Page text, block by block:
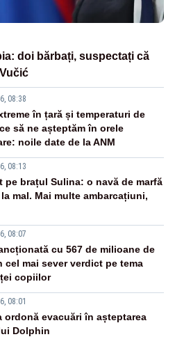
doi bărbați, suspectați că
08:38
în țară și temperaturi de
să ne așteptăm în orele
noile date de la ANM
08:13
pe brațul Sulina: o navă de marfă
mal. Mai multe ambarcațiuni,
08:07
cu 567 de milioane de
cel mai sever verdict pe tema
copiilor
08:01
ordonă evacuări în așteptarea
Dolphin